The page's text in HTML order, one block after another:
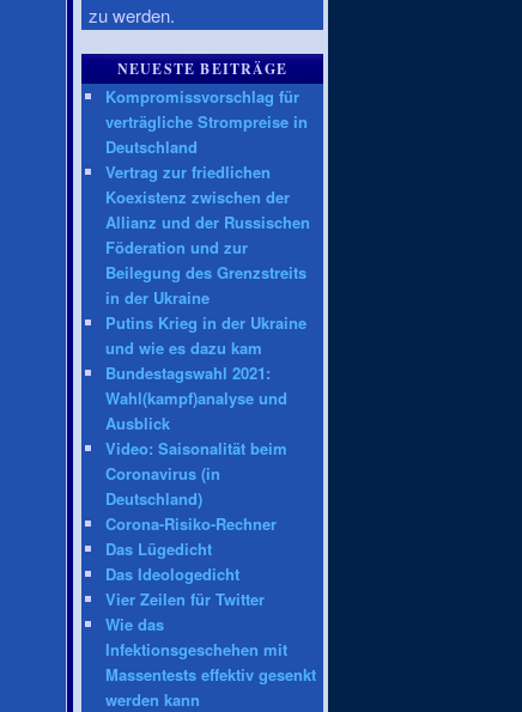
zu werden.
NEUESTE BEITRÄGE
Kompromissvorschlag für
verträgliche Strompreise in
Deutschland
Vertrag zur friedlichen
Koexistenz zwischen der
Allianz und der Russischen
Föderation und zur
Beilegung des Grenzstreits
in der Ukraine
Putins Krieg in der Ukraine
und wie es dazu kam
Bundestagswahl 2021:
Wahl(kampf)analyse und
Ausblick
Video: Saisonalität beim
Coronavirus (in
Deutschland)
Corona-Risiko-Rechner
Das Lügedicht
Das Ideologedicht
Vier Zeilen für Twitter
Wie das
Infektionsgeschehen mit
Massentests effektiv gesenkt
werden kann